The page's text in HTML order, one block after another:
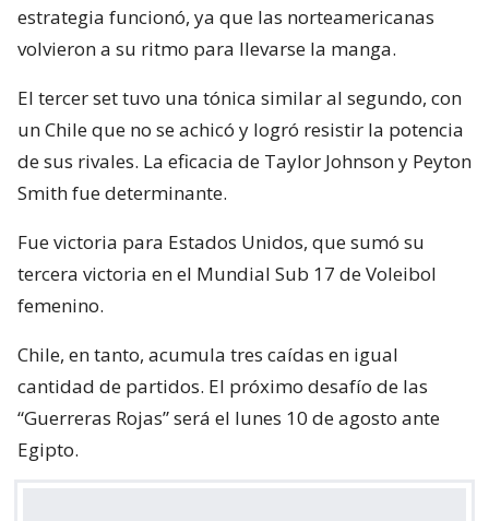
estrategia funcionó, ya que las norteamericanas
volvieron a su ritmo para llevarse la manga.
El tercer set tuvo una tónica similar al segundo, con
un Chile que no se achicó y logró resistir la potencia
de sus rivales. La eficacia de Taylor Johnson y Peyton
Smith fue determinante.
Fue victoria para Estados Unidos, que sumó su
tercera victoria en el Mundial Sub 17 de Voleibol
femenino.
Chile, en tanto, acumula tres caídas en igual
cantidad de partidos. El próximo desafío de las
“Guerreras Rojas” será el lunes 10 de agosto ante
Egipto.